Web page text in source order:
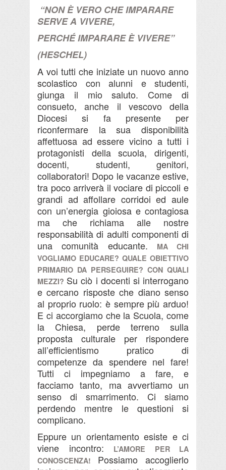
“NON È VERO CHE IMPARARE
SERVE A VIVERE,
PERCHÉ IMPARARE È VIVERE”
(HESCHEL)
A voi tutti che iniziate un nuovo anno
scolastico con alunni e studenti,
giunga il mio saluto. Come di
consueto, anche il vescovo della
Diocesi si fa presente per
riconfermare la sua disponibilità
affettuosa ad essere vicino a tutti i
protagonisti della scuola, dirigenti,
docenti, studenti, genitori,
collaboratori! Dopo le vacanze estive,
tra poco arriverà il vociare di piccoli e
grandi ad affollare corridoi ed aule
con un’energia gioiosa e contagiosa
ma che richiama alle nostre
responsabilità di adulti componenti di
una comunità educante.
MA CHI
VOGLIAMO EDUCARE? QUALE OBIETTIVO
PRIMARIO DA PERSEGUIRE? CON QUALI
MEZZI? Su ciò i docenti si interrogano
e cercano risposte che diano senso
al proprio ruolo: è sempre più arduo!
E ci accorgiamo che la Scuola, come
la Chiesa, perde terreno sulla
proposta culturale per rispondere
all’efficientismo pratico di
competenze da spendere nel fare!
Tutti ci impegniamo a fare, e
facciamo tanto, ma avvertiamo un
senso di smarrimento. Ci siamo
perdendo mentre le questioni si
complicano.
Eppure un orientamento esiste e ci
viene incontro:
L’AMORE PER LA
CONOSCENZA! Possiamo accoglierlo